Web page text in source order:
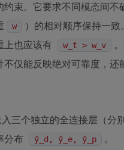
约束。它要求不同模态间
w
）的相对顺序保持一
上也应该有
w_t > w_v
仅能反映绝对可靠度，
三个独立的全连接层（分
分布
ŷ_d, ŷ_e, ŷ_p 。